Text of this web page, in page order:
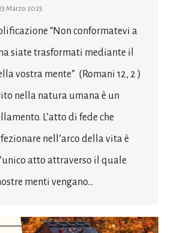
Marzo 2025
“Non conformatevi a
siate trasformati mediante il
vostra mente” (Romani 12, 2 )
nella natura umana è un
L’atto di fede che
nell’arco della vita è
atto attraverso il quale
menti vengano…